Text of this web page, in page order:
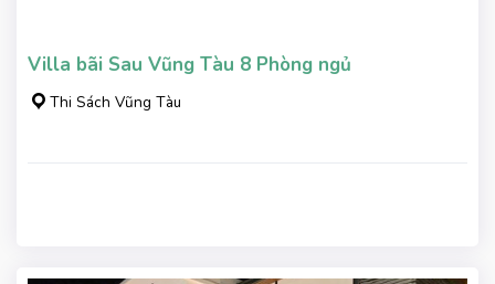
Villa bãi Sau Vũng Tàu 8 Phòng ngủ
Thi Sách Vũng Tàu